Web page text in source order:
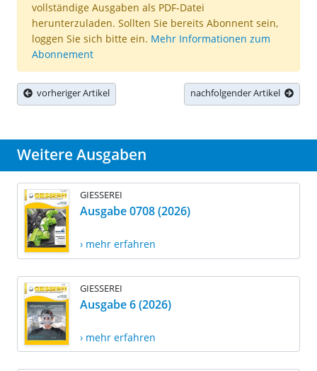
vollständige Ausgaben als PDF-Datei
herunterzuladen. Sollten Sie bereits Abonnent sein,
loggen Sie sich bitte ein. Mehr Informationen zum
Abonnement
vorheriger Artikel nachfolgender Artikel
Weitere Ausgaben
GIESSEREI
Ausgabe 0708 (2026)
› mehr erfahren
GIESSEREI
Ausgabe 6 (2026)
› mehr erfahren